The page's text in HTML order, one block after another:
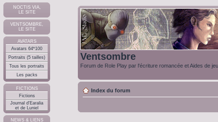
NOCTIS VIA,
LE SITE
VENTSOMBRE,
LE SITE
AVATARS
Avatars 64*100
Portraits (5 tailles)
Tous les portraits
Les packs
FICTIONS
Fictions
Journal d'Earalia
et de Luniel
NEWS & LIENS
Ventsombre
Forum de Role Play par l'écriture romancée et Aides de
Index du forum